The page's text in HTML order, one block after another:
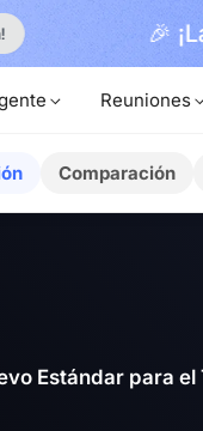
¡Lanzamiento
Reuniones
Comparación
Estándar para